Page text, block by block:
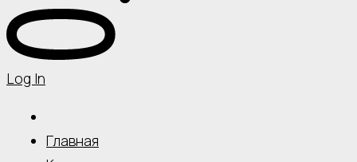
Log In
Главная